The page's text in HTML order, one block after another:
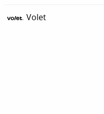
Volet